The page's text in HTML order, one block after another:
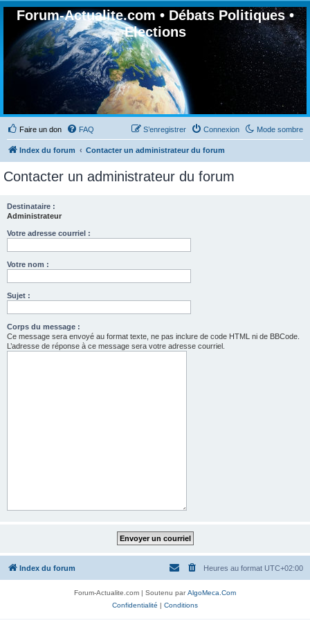
Forum-Actualite.com • Débats Politiques •
Elections
Faire un don Mode sombre
FAQ Connexion
S’enregistrer
Index du forum Contacter un administrateur du forum
Contacter un administrateur du forum
Destinataire :
Administrateur
Votre adresse courriel :
Votre nom :
Sujet :
Corps du message :
Ce message sera envoyé au format texte, ne pas inclure de code HTML ni de BBCode.
L’adresse de réponse à ce message sera votre adresse courriel.
Index du forum Heures au format UTC+02:00
Forum-Actualite.com | Soutenu parAlgoMeca.Com
Confidentialité | Conditions